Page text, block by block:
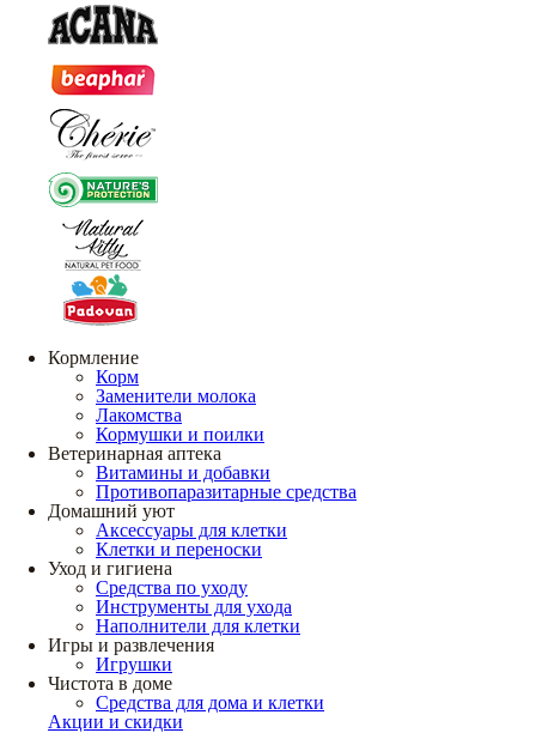
Кормление
Корм
Заменители молока
Лакомства
Кормушки и поилки
Ветеринарная аптека
Витамины и добавки
Противопаразитарные средства
Домашний уют
Аксессуары для клетки
Клетки и переноски
Уход и гигиена
Средства по уходу
Инструменты для ухода
Наполнители для клетки
Игры и развлечения
Игрушки
Чистота в доме
Средства для дома и клетки
Акции и скидки